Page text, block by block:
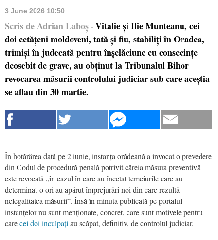
3 June 2026 10:50
Scris de Adrian Laboș - Vitalie și Ilie Munteanu, cei
doi cetățeni moldoveni, tată și fiu, stabiliți în Oradea,
trimiși în judecată pentru înșelăciune cu consecințe
deosebit de grave, au obținut la Tribunalul Bihor
revocarea măsurii controlului judiciar sub care aceștia
se aflau din 30 martie.
În hotărârea dată pe 2 iunie, instanța orădeană a invocat o prevedere
din Codul de procedură penală potrivit căreia măsura preventivă
este revocată „în cazul în care au încetat temeiurile care au
determinat-o ori au apărut împrejurări noi din care rezultă
nelegalitatea măsurii”. Însă în minuta publicată pe portalul
instanțelor nu sunt menționate, concret, care sunt motivele pentru
carecei doi inculpați au scăpat, definitiv, de controlul judiciar.